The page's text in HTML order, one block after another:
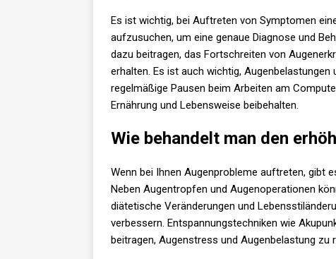
Es ist wichtig, bei Auftreten von Symptomen
aufzusuchen, um eine genaue Diagnose und
dazu beitragen, das Fortschreiten von
erhalten. Es ist auch wichtig,
regelmäßige Pausen beim Arbeiten am
Ernährung und Lebensweise beibehalten.
Wie behandelt man den
Wenn bei Ihnen Augenprobleme auftreten, gibt
Neben Augentropfen und Augenoperationen
diätetische Veränderungen und
verbessern. Entspannungstechniken wie
beitragen, Augenstress und Augenbelastung zu